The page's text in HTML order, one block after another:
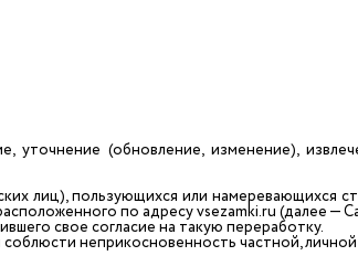
уточнение (обновление, изменение),
лиц), пользующихся или намеревающихся
по адресу vsezamki.ru (далее —
свое согласие на такую переработку.
неприкосновенность частной,